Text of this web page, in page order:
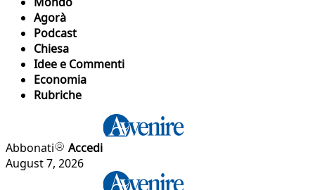
Agorà
Podcast
Chiesa
Idee e Commenti
Economia
Rubriche
Abbonati
Accedi
August 7, 2026